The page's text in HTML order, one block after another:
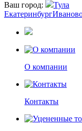
Ваш город:
Тула
Екатеринбург
О компании
Контакты